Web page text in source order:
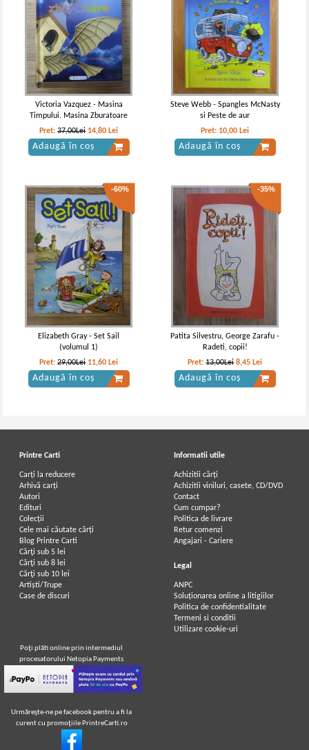
Victoria Vazquez - Masina
Timpului. Masina Zburatoare
Pret:37,00Lei 14,80 Lei
Adaugă în coș
Steve Webb - Spangles McNasty
si Peste de aur
Pret: 10,00 Lei
Adaugă în coș
-60%
Elizabeth Gray - Set Sail
(volumul 1)
Pret:29,00Lei 11,60 Lei
Adaugă în coș
-35%
Patita Silvestru, George Zarafu -
Radeti, copii!
Pret:13,00Lei 8,45 Lei
Adaugă în coș
Printre Carti
Carți la reducere
Arhivă carți
Autori
Edituri
Colecții
Cele mai căutate cărți
Blog Printre Carti
Cărţi sub 5 lei
Cărţi sub 8 lei
Cărţi sub 10 lei
Artiști/Trupe
Case de discuri
Informatii utile
Achizitii cărți
Achizitii viniluri, casete, CD/DVD
Contact
Cum cumpar?
Politica de livrare
Retur comenzi
Angajari - Cariere
Legal
ANPC
Soluționarea online a litigiilor
Politica de confidentialitate
Termeni si conditii
Utilizare cookie-uri
Poţi plăti online prin intermediul
procesatorului Netopia Payments
Urmăreşte-ne pe facebook pentru a fi la
curent cu promoţiile PrintreCarti.ro